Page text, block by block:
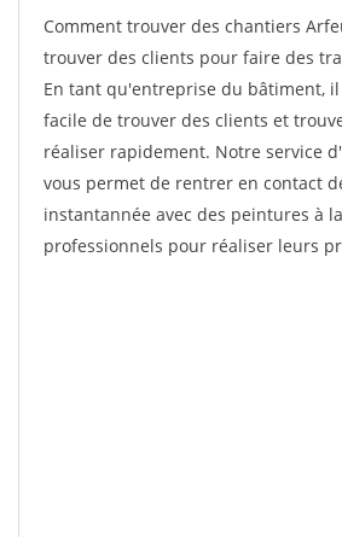
Comment trouver des chantiers
trouver des clients pour faire des
En tant qu'entreprise du bâtiment,
facile de trouver des clients et
réaliser rapidement. Notre service
vous permet de rentrer en contact
instantannée avec des peintures à
professionnels pour réaliser leurs